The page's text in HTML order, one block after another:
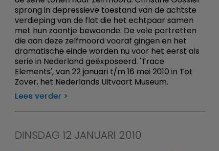
sprong in depressieve toestand van de achtste
verdieping van de flat die het echtpaar samen
met hun zoontje bewoonde. De vele portretten
die aan deze zelfmoord vooraf gingen en het
dramatische einde worden nu voor het eerst als
serie in Nederland geëxposeerd. 'Trace
Elements', van 22 januari t/m 16 mei 2010 in Tot
Zover, het Nederlands Uitvaart Museum.
Lees verder
DINSDAG 12 JANUARI 2010